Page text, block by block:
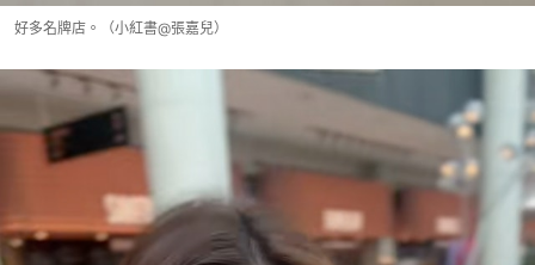
好多名牌店。（小紅書@張嘉兒）